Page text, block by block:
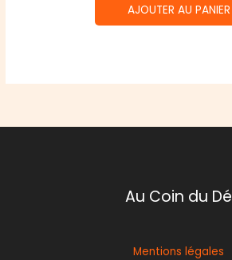
AJOUTER AU PANIER
Au Coin du Dé
Mentions légales